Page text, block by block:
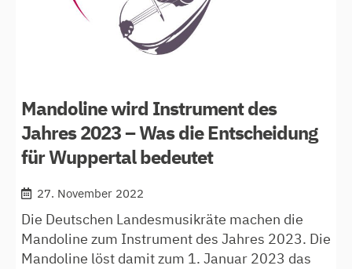
Mandoline wird Instrument des
Jahres 2023 – Was die Entscheidung
für Wuppertal bedeutet
27. November 2022
Die Deutschen Landesmusikräte machen die
Mandoline zum Instrument des Jahres 2023. Die
Mandoline löst damit zum 1. Januar 2023 das